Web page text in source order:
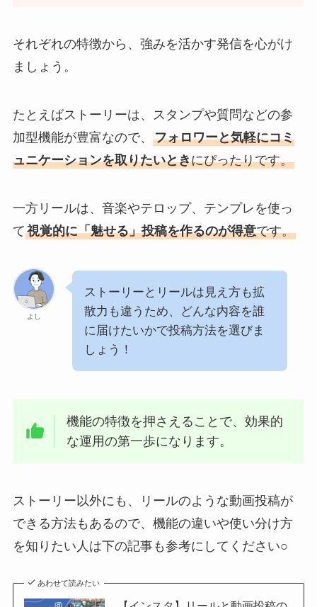
それぞれの特徴から、強みを活かす発信を心がけ
ましょう。
たとえばストーリーは、スタンプや質問などの参
加型機能が豊富なので、 フォロワーと気軽にコミ
ュニケーションを取りたいときにぴったりです。
一方リールは、音楽やテロップ、テンプレを使っ
て視覚的に「魅せる」投稿を作るのが得意です。
よし
ストーリーとリールは見え方も拡
散力も違うため、どんな内容を誰
に届けたいかで投稿方法を選びま
しょう！
機能の特徴を押さえることで、効果的
な運用の第一歩になります。
ストーリー以外にも、リールのような動画投稿が
できる方法もあるので、機能の違いや使い分け方
を知りたい人は下の記事も参考にしてください○
あわせて読みたい